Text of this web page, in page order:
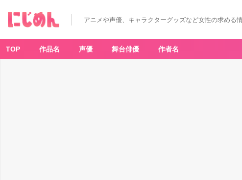
アニメや声優、キャラクターグッズなど女性の求める
TOP 作品名 声優 舞台俳優 作者名